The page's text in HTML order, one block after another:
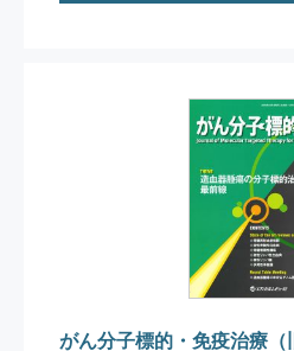
がん分子標的・免疫治療（